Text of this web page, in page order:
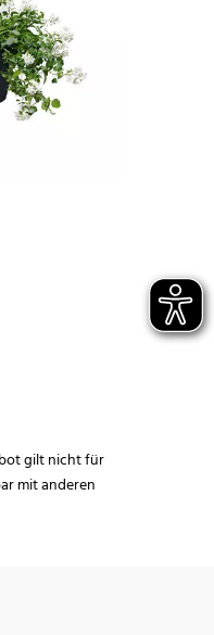
gilt nicht für
mit anderen